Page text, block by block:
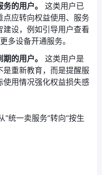
的用户。
这类用户已
应转向权益使用、服务
设，例如引导用户查看
多设备开通服务。
的用户。
这类用户是
重新教育，而是提醒服
使用情况强化权益损失感
统一卖服务”转向“按生